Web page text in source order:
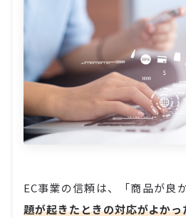
EC事業の信頼は、「商品が良
題が起きたときの対応がよかっ